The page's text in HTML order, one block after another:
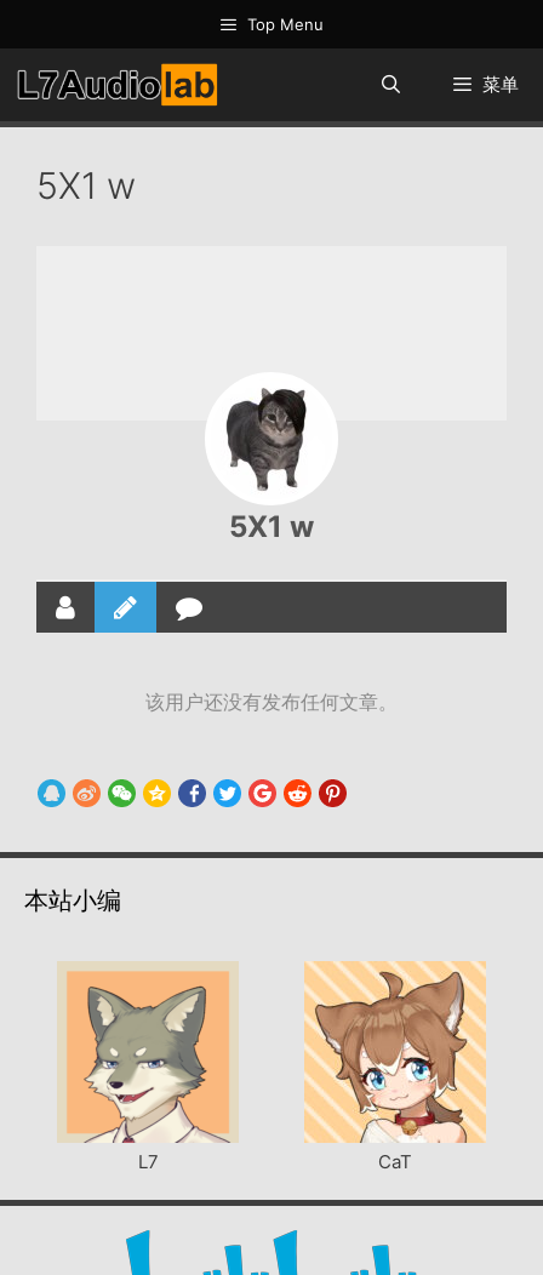
至
内
容
Top Menu
菜单
5X1 w
5X1 w
该用户还没有发布任何文章。
本站小编
L7 CaT